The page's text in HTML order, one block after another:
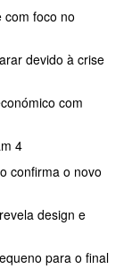
com foco no
devido à crise
com
4
confirma o novo
design e
para o final